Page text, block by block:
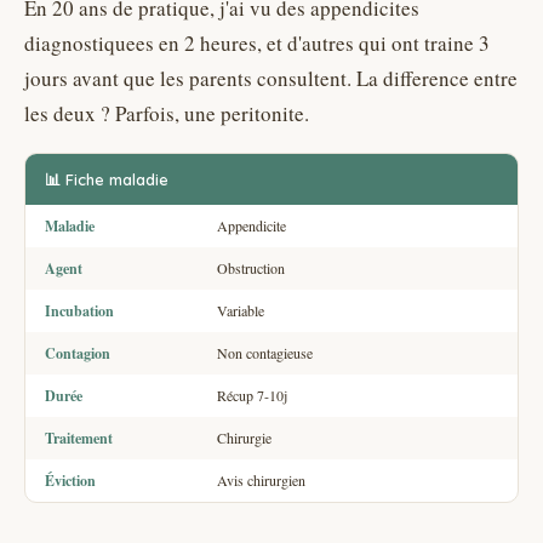
En 20 ans de pratique, j'ai vu des appendicites
diagnostiquees en 2 heures, et d'autres qui ont traine 3
jours avant que les parents consultent. La difference entre
les deux ? Parfois, une peritonite.
📊 Fiche maladie
Maladie Appendicite
Agent Obstruction
Incubation Variable
Contagion Non contagieuse
Durée Récup 7-10j
Traitement Chirurgie
Éviction Avis chirurgien